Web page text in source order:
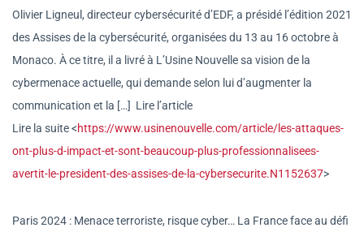
Olivier Ligneul, directeur cybersécurité d’EDF, a présidé l’édition 2021
des Assises de la cybersécurité, organisées du 13 au 16 octobre à
Monaco. À ce titre, il a livré à L’Usine Nouvelle sa vision de la
cybermenace actuelle, qui demande selon lui d’augmenter la
communication et la […] Lire l’article
Lire la suite <https://www.usinenouvelle.com/article/les-attaques-
ont-plus-d-impact-et-sont-beaucoup-plus-professionnalisees-
avertit-le-president-des-assises-de-la-cybersecurite.N1152637>
Paris 2024 : Menace terroriste, risque cyber… La France face au défi